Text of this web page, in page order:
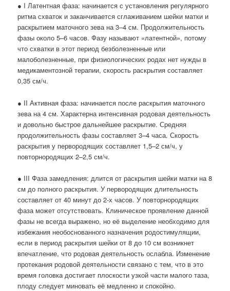
● I Латентная фаза: начинается с установления регулярного
ритма схваток и заканчивается сглаживанием шейки матки и
раскрытием маточного зева на 3–4 см. Продолжительность
фазы около 5–6 часов. Фазу называют «латентной», потому
что схватки в этот период безболезненные или
малоболезненные, при физиологических родах нет нужды в
медикаментозной терапии, скорость раскрытия составляет
0,35 см/ч.
● II Активная фаза: начинается после раскрытия маточного
зева на 4 см. Характерна интенсивная родовая деятельность
и довольно быстрое дальнейшее раскрытие. Средняя
продолжительность фазы составляет 3–4 часа. Скорость
раскрытия у первородящих составляет 1,5–2 см/ч, у
повторнородящих 2–2,5 см/ч.
● III Фаза замедления: длится от раскрытия шейки матки на 8
см до полного раскрытия. У первородящих длительность
составляет от 40 минут до 2-х часов. У повторнородящих
фаза может отсутствовать. Клиническое проявление данной
фазы не всегда выражено, но её выделение необходимо для
избежания необоснованного назначения родостимулящии,
если в период раскрытия шейки от 8 до 10 см возникнет
впечатление, что родовая деятельность ослабла. Изменение
протекания родовой деятельности связано с тем, что в это
время головка достигает плоскости узкой части малого таза,
плоду следует миновать её медленно и спокойно.